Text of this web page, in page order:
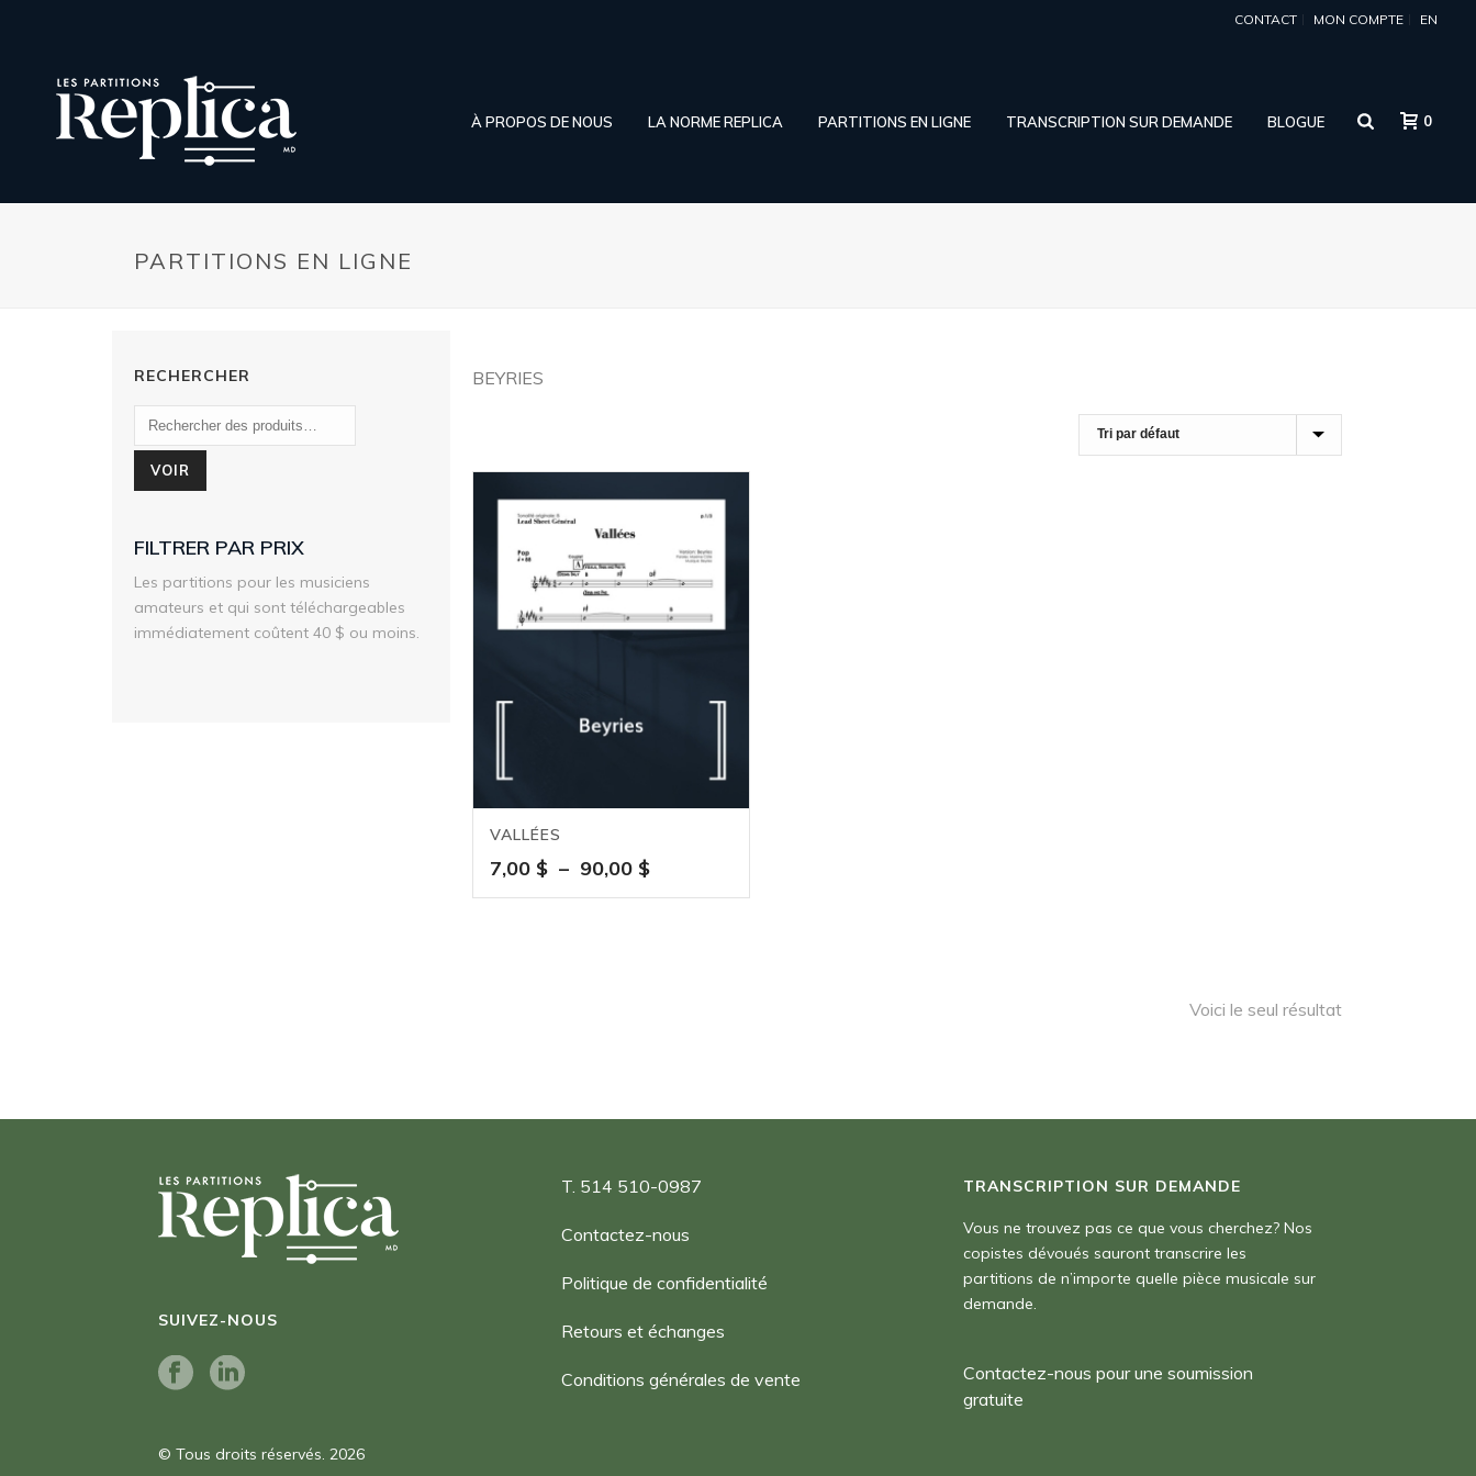
CONTACT MON COMPTE EN
À PROPOS DE NOUS LA NORME REPLICA PARTITIONS EN LIGNE TRANSCRIPTION SUR DEMANDE BLOGUE 0
PARTITIONS EN LIGNE
BEYRIES
VALLÉES
7,00 $ – 90,00 $Plage
de
Voici le seul résultat
RECHERCHER
VOIR
FILTRER PAR PRIX
Les partitions pour les musiciens
amateurs et qui sont téléchargeables
immédiatement coûtent 40 $ ou moins.
SUIVEZ-NOUS
© Tous droits réservés. 2026
T. 514 510-0987
Contactez-nous
Politique de confidentialité
Retours et échanges
Conditions générales de vente
TRANSCRIPTION SUR DEMANDE
Vous ne trouvez pas ce que vous cherchez? Nos
copistes dévoués sauront transcrire les
partitions de n’importe quelle pièce musicale sur
demande.
Contactez-nous pour une soumission
gratuite